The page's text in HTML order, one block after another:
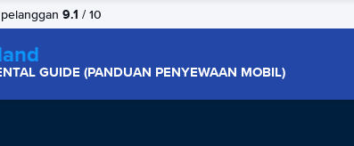
9.1 / 10
GUIDE (PANDUAN PENYEWAAN MOBIL)